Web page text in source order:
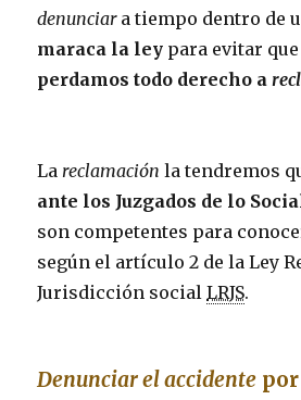
denunciara tiempo dentro de
maraca la ley para evitar
perdamos todo derecho a
Lareclamación la tendremos
ante los Juzgados de lo
son competentes para
según el artículo 2 de la Ley
Jurisdicción socialLRJS.
Denunciar el accidente